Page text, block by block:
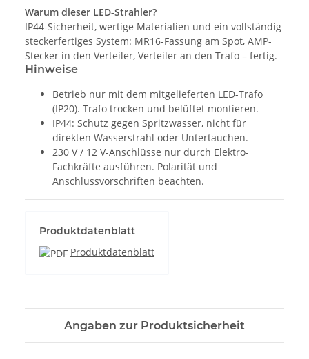
Warum dieser LED-Strahler?
IP44-Sicherheit, wertige Materialien und ein vollständig
steckerfertiges System: MR16-Fassung am Spot, AMP-
Stecker in den Verteiler, Verteiler an den Trafo – fertig.
Hinweise
Betrieb nur mit dem mitgelieferten LED-Trafo
(IP20). Trafo trocken und belüftet montieren.
IP44: Schutz gegen Spritzwasser, nicht für
direkten Wasserstrahl oder Untertauchen.
230 V / 12 V-Anschlüsse nur durch Elektro-
Fachkräfte ausführen. Polarität und
Anschlussvorschriften beachten.
Produktdatenblatt
Produktdatenblatt
Angaben zur Produktsicherheit